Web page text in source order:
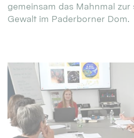
gemeinsam das Mahnmal zur
Gewalt im Paderborner Dom.